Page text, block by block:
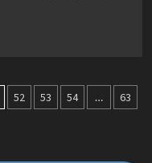
52 53 54 …
63